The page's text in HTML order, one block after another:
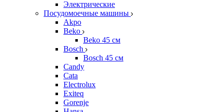
Электрические
Посудомоечные машины
Akpo
Beko
Beko 45 см
Bosch
Bosch 45 см
Candy
Cata
Electrolux
Exiteq
Gorenje